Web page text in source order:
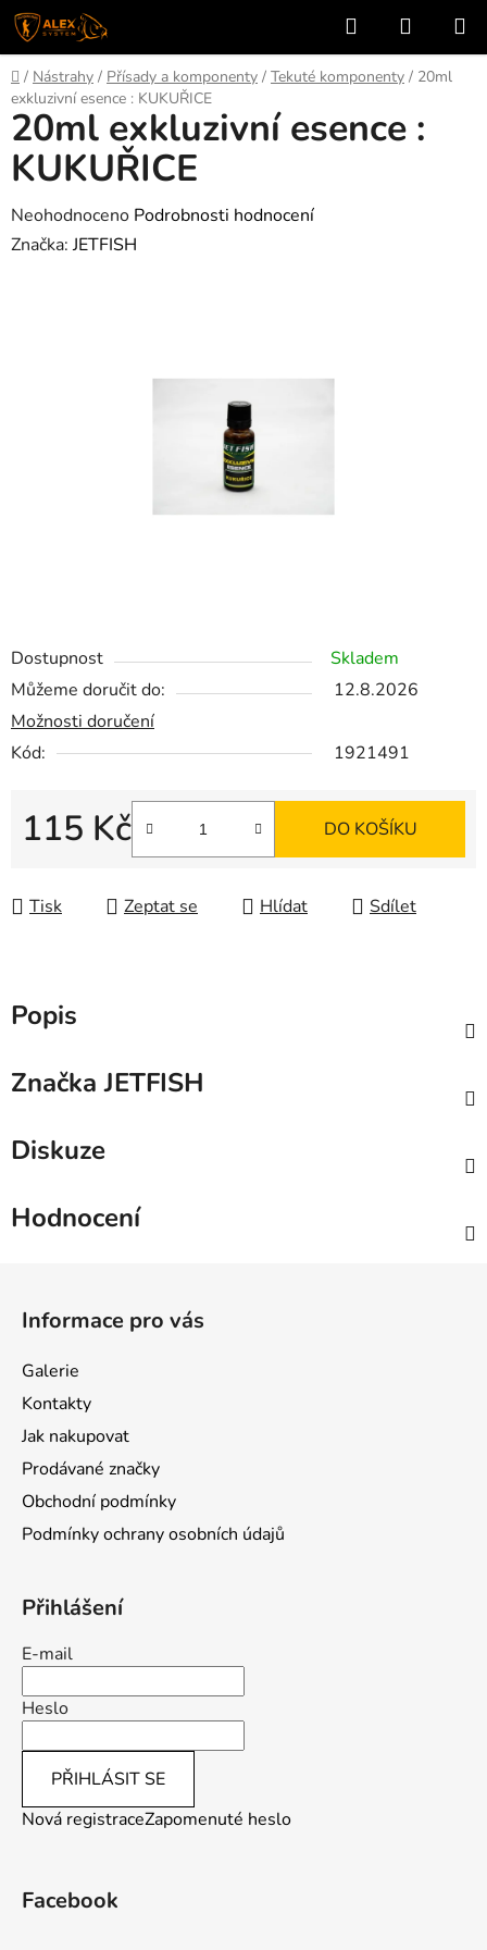
Přejít
na
obsah
Hledat
KOŠÍK
Domů
/ Nástrahy / Přísady a komponenty / Tekuté komponenty / 20ml
exkluzivní esence : KUKUŘICE
Dostupnost
Skladem
Můžeme doručit do:
12.8.2026
Možnosti doručení
Kód:
1921491
115 Kč DO KOŠÍKU
Tisk Zeptat se Hlídat Sdílet
20ml exkluzivní esence :
KUKUŘICE
Průměrné
hodnocení
Neohodnoceno Podrobnosti hodnocení
Značka:JETFISH
Popis
Značka JETFISH
Diskuze
Hodnocení
Informace pro vás
Galerie
Kontakty
Jak nakupovat
Prodávané značky
Obchodní podmínky
Podmínky ochrany osobních údajů
Přihlášení
E-mail
Heslo
PŘIHLÁSIT SE
Nová registraceZapomenuté heslo
Facebook